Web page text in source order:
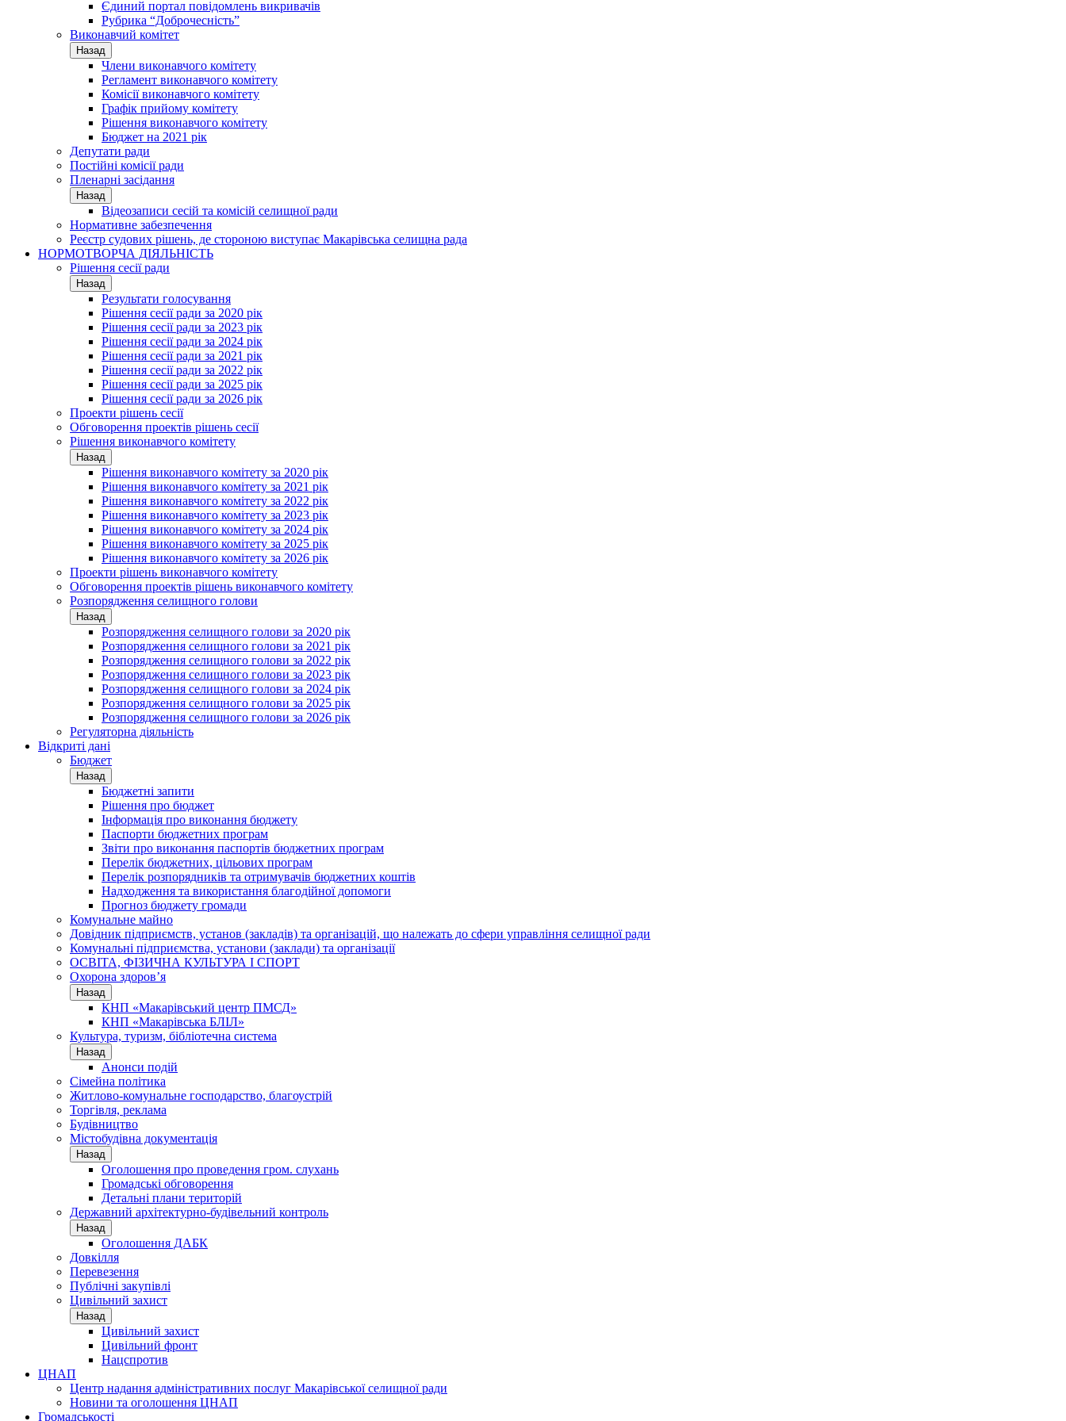
Єдиний портал повідомлень викривачів
Рубрика “Доброчесність”
Виконавчий комітет
Назад
Члени виконавчого комітету
Регламент виконавчого комітету
Комісії виконавчого комітету
Графік прийому комітету
Рішення виконавчого комітету
Бюджет на 2021 рік
Депутати ради
Постійні комісії ради
Пленарні засідання
Назад
Відеозаписи сесій та комісій селищної ради
Нормативне забезпечення
Реєстр судових рішень, де стороною виступає Макарівська селищна рада
НОРМОТВОРЧА ДІЯЛЬНІСТЬ
Рішення сесії ради
Назад
Результати голосування
Рішення сесії ради за 2020 рік
Рішення сесії ради за 2023 рік
Рішення сесії ради за 2024 рік
Рішення сесії ради за 2021 рік
Рішення сесії ради за 2022 рік
Рішення сесії ради за 2025 рік
Рішення сесії ради за 2026 рік
Проекти рішень сесії
Обговорення проектів рішень сесії
Рішення виконавчого комітету
Назад
Рішення виконавчого комітету за 2020 рік
Рішення виконавчого комітету за 2021 рік
Рішення виконавчого комітету за 2022 рік
Рішення виконавчого комітету за 2023 рік
Рішення виконавчого комітету за 2024 рік
Рішення виконавчого комітету за 2025 рік
Рішення виконавчого комітету за 2026 рік
Проекти рішень виконавчого комітету
Обговорення проектів рішень виконавчого комітету
Розпорядження селищного голови
Назад
Розпорядження селищного голови за 2020 рік
Розпорядження селищного голови за 2021 рік
Розпорядження селищного голови за 2022 рік
Розпорядження селищного голови за 2023 рік
Розпорядження селищного голови за 2024 рік
Розпорядження селищного голови за 2025 рік
Розпорядження селищного голови за 2026 рік
Регуляторна діяльність
Відкриті дані
Бюджет
Назад
Бюджетні запити
Рішення про бюджет
Інформація про виконання бюджету
Паспорти бюджетних програм
Звіти про виконання паспортів бюджетних програм
Перелік бюджетних, цільових програм
Перелік розпорядників та отримувачів бюджетних коштів
Надходження та використання благодійної допомоги
Прогноз бюджету громади
Комунальне майно
Довідник підприємств, установ (закладів) та організацій, що належать до сфери управління селищної ради
Комунальні підприємства, установи (заклади) та організації
ОСВІТА, ФІЗИЧНА КУЛЬТУРА І СПОРТ
Охорона здоров’я
Назад
КНП «Макарівський центр ПМСД»
КНП «Макарівська БЛІЛ»
Культура, туризм, бібліотечна система
Назад
Анонси подій
Сімейна політика
Житлово-комунальне господарство, благоустрій
Торгівля, реклама
Будівництво
Містобудівна документація
Назад
Оголошення про проведення гром. слухань
Громадські обговорення
Детальні плани територій
Державний архітектурно-будівельний контроль
Назад
Оголошення ДАБК
Довкілля
Перевезення
Публічні закупівлі
Цивільний захист
Назад
Цивільний захист
Цивільний фронт
Нацспротив
ЦНАП
Центр надання адміністративних послуг Макарівської селищної ради
Новини та оголошення ЦНАП
Громадськості